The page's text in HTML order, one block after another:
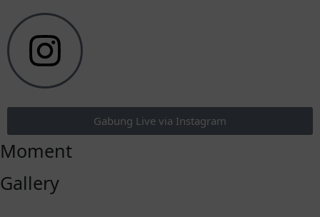
Gabung Live via Instagram
Moment
Gallery